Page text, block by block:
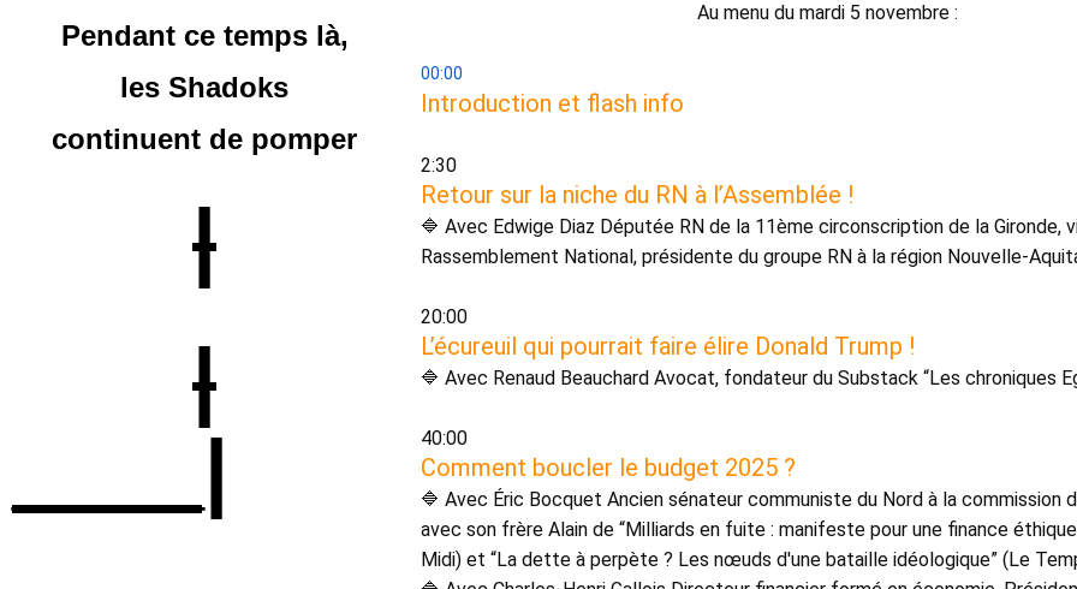
Pendant ce temps là,
les Shadoks
continuent de pomper
|
|
____|
Au menu du mardi 5 novembre :
00:00
Introduction et flash info
2:30
Retour sur la niche du RN à l’Assemblée !
🔷 Avec Edwige Diaz Députée RN de la 11ème circonscription de la Gironde,
Rassemblement National, présidente du groupe RN à la région Nouvelle-
20:00
L’écureuil qui pourrait faire élire Donald Trump !
🔷 Avec Renaud Beauchard Avocat, fondateur du Substack “Les chroniques
40:00
Comment boucler le budget 2025 ?
🔷 Avec Éric Bocquet Ancien sénateur communiste du Nord à la commission
avec son frère Alain de “Milliards en fuite : manifeste pour une finance
Midi) et “La dette à perpète ? Les nœuds d'une bataille idéologique” (Le